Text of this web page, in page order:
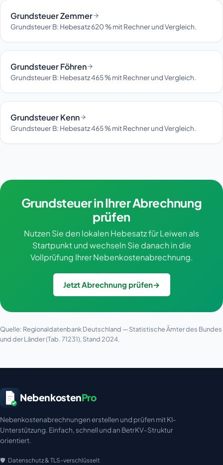
Grundsteuer Zemmer
Grundsteuer B: Hebesatz 620 % mit Rechner und Vergleich.
Grundsteuer Föhren
Grundsteuer B: Hebesatz 465 % mit Rechner und Vergleich.
Grundsteuer Kenn
Grundsteuer B: Hebesatz 465 % mit Rechner und Vergleich.
Grundsteuer in Ihrer Abrechnung
prüfen
Nutzen Sie den lokalen Hebesatz für Leiwen als
Startpunkt und wechseln Sie danach in die
Vollprüfung Ihrer Nebenkostenabrechnung.
Jetzt Abrechnung prüfen→
Quelle: Regionaldatenbank Deutschland — Statistische Ämter des Bundes
und der Länder (Tab. 71231), Stand 2024.
NebenkostenPro
Nebenkostenabrechnungen erstellen und prüfen mit KI-
Unterstützung. Einfach, schnell und an BetrKV-Struktur
orientiert.
Datenschutz & TLS-verschlüsselt